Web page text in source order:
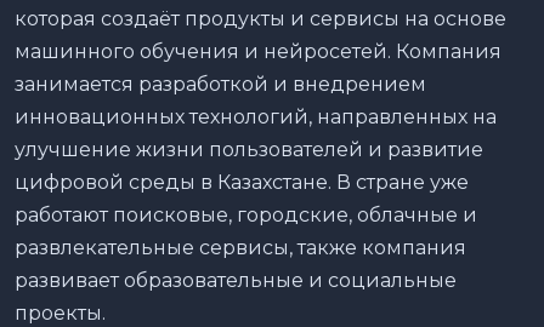
которая создаёт продукты и сервисы на основе
машинного обучения и нейросетей. Компания
занимается разработкой и внедрением
инновационных технологий, направленных на
улучшение жизни пользователей и развитие
цифровой среды в Казахстане. В стране уже
работают поисковые, городские, облачные и
развлекательные сервисы, также компания
развивает образовательные и социальные
проекты.